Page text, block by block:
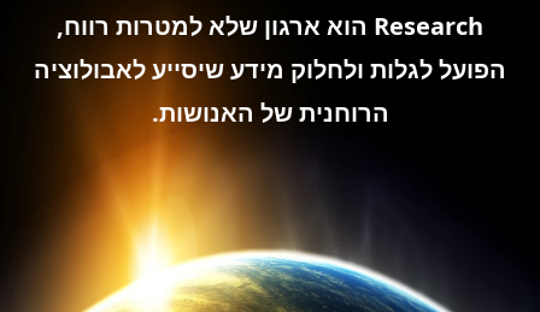
Research הוא ארגון שלא למטרות רווח,
הפועל לגלות ולחלוק מידע שיסייע לאבולוציה
הרוחנית של האנושות.